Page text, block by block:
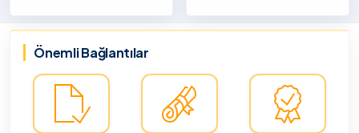
Önemli Bağlantılar